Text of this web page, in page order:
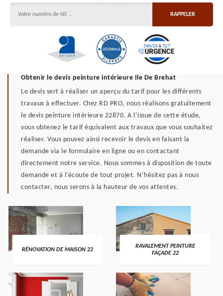
Obtenir le devis peinture intérieure Ile De Brehat
Le devis sert à réaliser un aperçu du tarif pour les différents
travaux à effectuer. Chez RD PRO, nous réalisons gratuitement
le devis peinture intérieure 22870. A l’issue de cette étude,
vous obtenez le tarif équivalent aux travaux que vous souhaitez
réaliser. Vous pouvez ainsi recevoir le devis en faisant la
demande via le formulaire en ligne ou en contactant
directement notre service. Nous sommes à disposition de toute
demande et à l’écoute de tout projet. N’hésitez pas à nous
contacter, nous serons à la hauteur de vos attentes.
RÉNOVATION DE MAISON 22
RAVALEMENT PEINTURE
FAÇADE 22